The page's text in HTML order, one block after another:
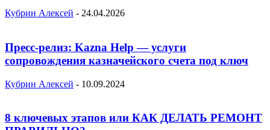
Кубрин Алексей - 24.04.2026
Пресс-релиз: Kazna Help — услуги
сопровождения казначейского счета под ключ
Кубрин Алексей - 10.09.2024
8 ключевых этапов или КАК ДЕЛАТЬ РЕМОНТ